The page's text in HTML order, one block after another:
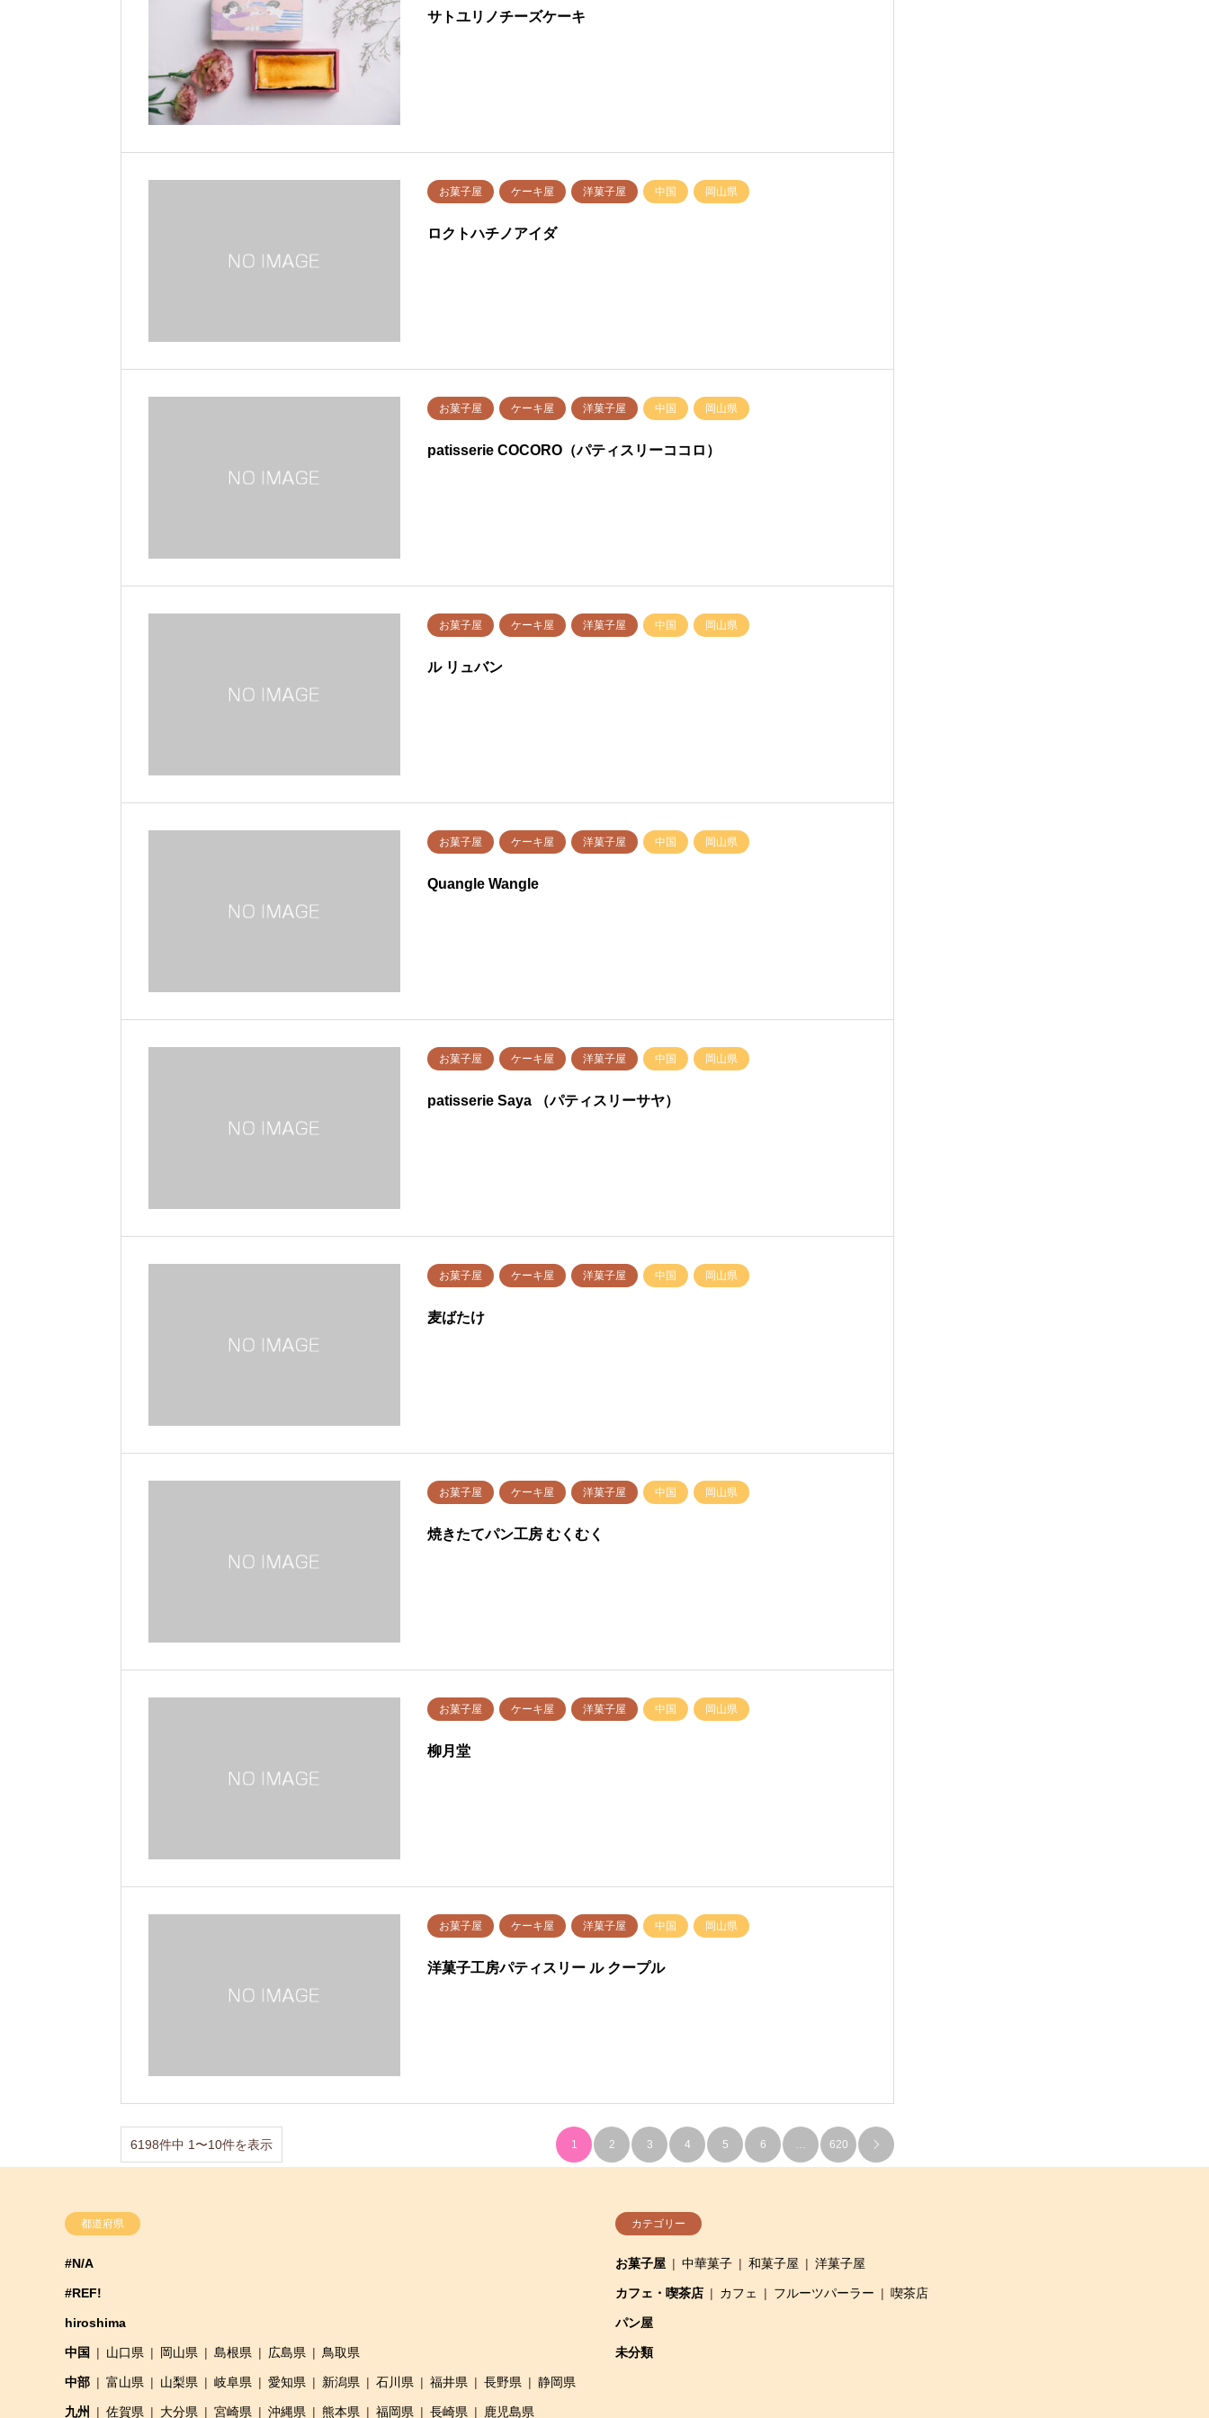
サトユリノチーズケーキ
お菓子屋 ケーキ屋 洋菓子屋 中国 岡山県
ロクトハチノアイダ
お菓子屋 ケーキ屋 洋菓子屋 中国 岡山県
patisserie COCORO（パティスリーココロ）
お菓子屋 ケーキ屋 洋菓子屋 中国 岡山県
ル リュバン
お菓子屋 ケーキ屋 洋菓子屋 中国 岡山県
Quangle Wangle
お菓子屋 ケーキ屋 洋菓子屋 中国 岡山県
patisserie Saya （パティスリーサヤ）
お菓子屋 ケーキ屋 洋菓子屋 中国 岡山県
麦ばたけ
お菓子屋 ケーキ屋 洋菓子屋 中国 岡山県
焼きたてパン工房 むくむく
お菓子屋 ケーキ屋 洋菓子屋 中国 岡山県
柳月堂
お菓子屋 ケーキ屋 洋菓子屋 中国 岡山県
洋菓子工房パティスリー ル クープル
6198件中 1〜10件を表示 1 2 3 4 5 6 … 620 
都道府県
#N/A
#REF!
hiroshima
中国 山口県 岡山県 島根県 広島県 鳥取県
中部 富山県 山梨県 岐阜県 愛知県 新潟県 石川県 福井県 長野県 静岡県
九州 佐賀県 大分県 宮崎県 沖縄県 熊本県 福岡県 長崎県 鹿児島県
カテゴリー
お菓子屋 中華菓子 和菓子屋 洋菓子屋
カフェ・喫茶店 カフェ フルーツパーラー 喫茶店
パン屋
未分類